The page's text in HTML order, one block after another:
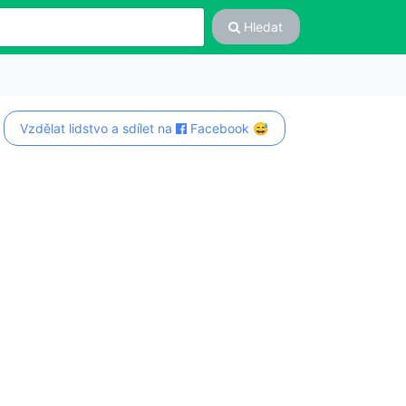
Hledat
Vzdělat lidstvo a sdílet na Facebook 😅